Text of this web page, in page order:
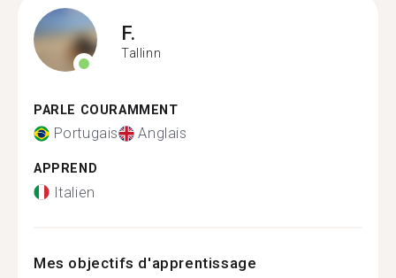
F.
Tallinn
PARLE COURAMMENT
Portugais Anglais
APPREND
Italien
Mes objectifs d'apprentissage